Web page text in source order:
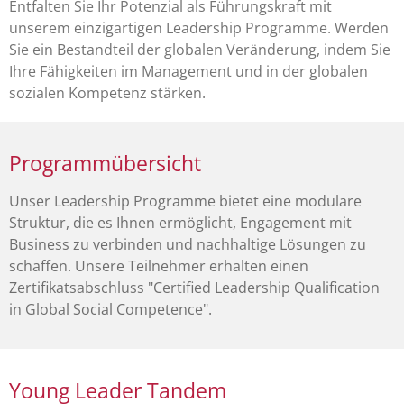
Entfalten Sie Ihr Potenzial als Führungskraft mit
unserem einzigartigen Leadership Programme. Werden
Sie ein Bestandteil der globalen Veränderung, indem Sie
Ihre Fähigkeiten im Management und in der globalen
sozialen Kompetenz stärken.
Programmübersicht
Unser Leadership Programme bietet eine modulare
Struktur, die es Ihnen ermöglicht, Engagement mit
Business zu verbinden und nachhaltige Lösungen zu
schaffen. Unsere Teilnehmer erhalten einen
Zertifikatsabschluss "Certified Leadership Qualification
in Global Social Competence".
Young Leader Tandem